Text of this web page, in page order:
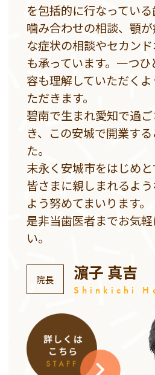
を包括的に行なっている
噛み合わせの相談、顎
な症状の相談やセカン
も承っています。一つ
容も理解していただく
ただきます。
碧南で生まれ愛知で過
き、この安城で開業す
た。
末永く安城市をはじめ
皆さまに親しまれるよ
よう努めてまいります。
是非当歯医者までお気
い。
院長 濵子 真吉
Shinkichi